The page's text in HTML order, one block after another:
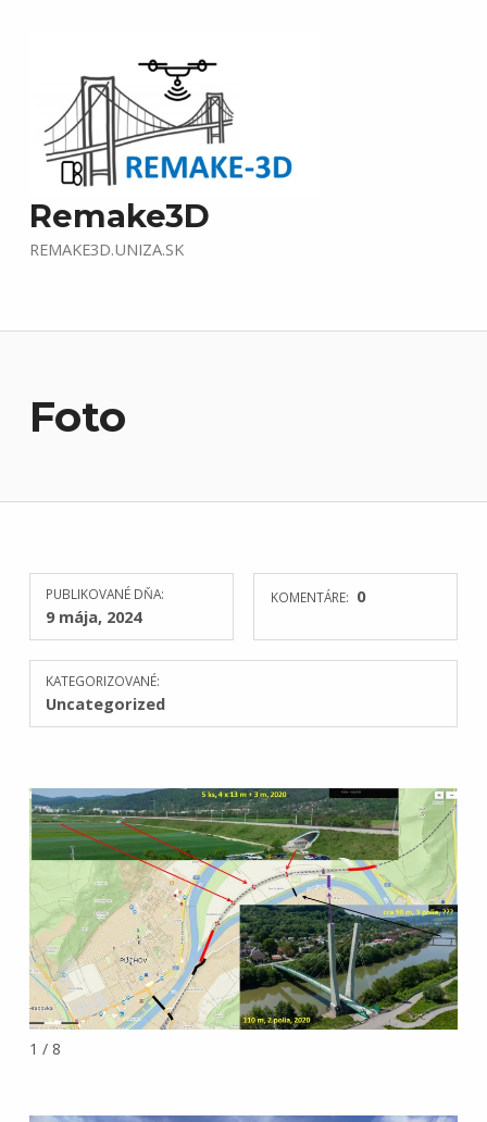
Remake3D
REMAKE3D.UNIZA.SK
Foto
PUBLIKOVANÉ DŇA:
9 mája, 2024
KOMENTÁRE: 0
KATEGORIZOVANÉ:
Uncategorized
1 / 8